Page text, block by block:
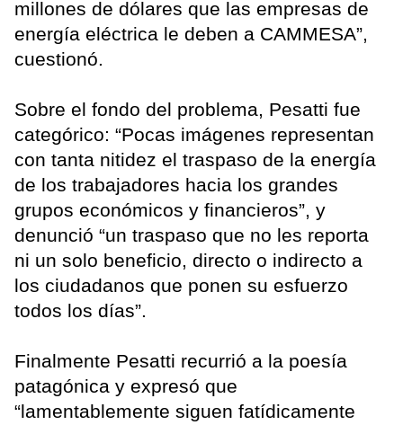
millones de dólares que las empresas de
energía eléctrica le deben a CAMMESA”,
cuestionó.
Sobre el fondo del problema, Pesatti fue
categórico: “Pocas imágenes representan
con tanta nitidez el traspaso de la energía
de los trabajadores hacia los grandes
grupos económicos y financieros”, y
denunció “un traspaso que no les reporta
ni un solo beneficio, directo o indirecto a
los ciudadanos que ponen su esfuerzo
todos los días”.
Finalmente Pesatti recurrió a la poesía
patagónica y expresó que
“lamentablemente siguen fatídicamente